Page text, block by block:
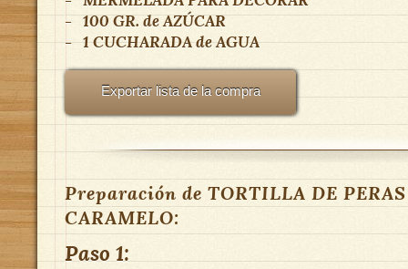
- 100 GR.deAZÚCAR
- 1 CUCHARADAdeAGUA
Exportar lista de la compra
Preparación de TORTILLA DE
CARAMELO:
Paso 1: